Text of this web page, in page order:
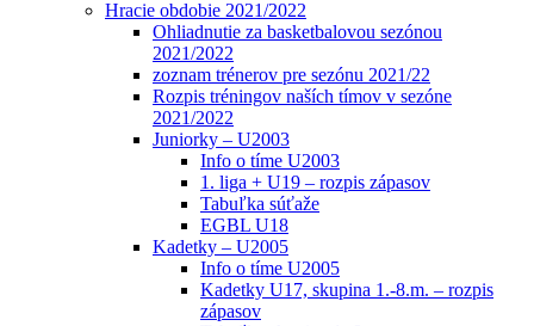
Hracie obdobie 2021/2022
Ohliadnutie za basketbalovou sezónou
2021/2022
zoznam trénerov pre sezónu 2021/22
Rozpis tréningov naších tímov v sezóne
2021/2022
Juniorky – U2003
Info o tíme U2003
1. liga + U19 – rozpis zápasov
Tabuľka súťaže
EGBL U18
Kadetky – U2005
Info o tíme U2005
Kadetky U17, skupina 1.-8.m. – rozpis
zápasov